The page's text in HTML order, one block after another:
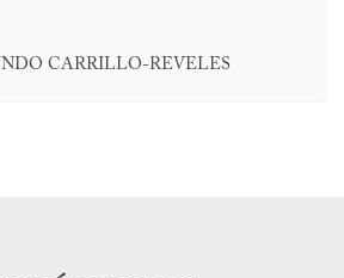
CARRILLO-REVELES